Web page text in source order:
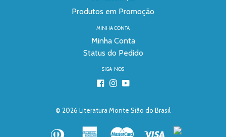
Produtos em Promoção
MINHA CONTA
Minha Conta
Status do Pedido
SIGA-NOS
Facebook
Instagram
YouTube
© 2026 Literatura Monte Sião do Brasil